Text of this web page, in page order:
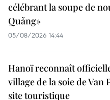
célébrant la soupe de
Quảng»
05/08/2026 14:44
Hanoï reconnaît
village de la soie de Van
site touristique